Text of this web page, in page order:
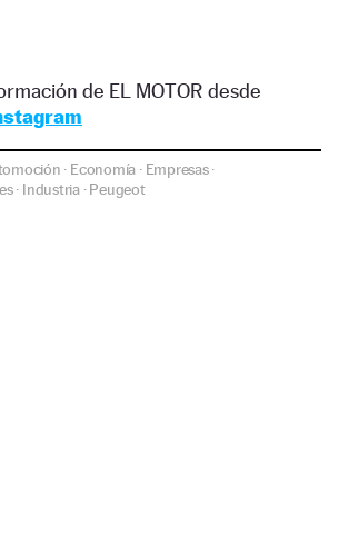
de EL MOTOR desde
· Economía · Empresas·
· Industria·Peugeot